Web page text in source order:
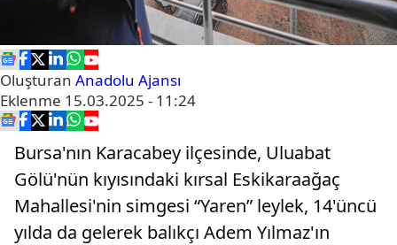
Oluşturan Anadolu Ajansı
Eklenme 15.03.2025 - 11:24
Bursa'nın Karacabey ilçesinde, Uluabat
Gölü'nün kıyısındaki kırsal Eskikaraağaç
Mahallesi'nin simgesi “Yaren” leylek, 14'üncü
yılda da gelerek balıkçı Adem Yılmaz'ın